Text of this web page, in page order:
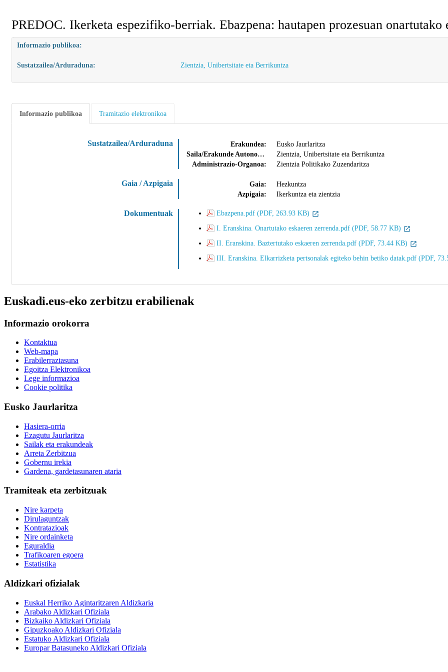
PREDOC. Ikerketa espezifiko-berriak. Ebazpena: hautapen prozesuan onartutako
Informazio publikoa:
Sustatzailea/Arduraduna: Zientzia, Unibertsitate eta Berrikuntza
Informazio publikoa Tramitazio elektronikoa
Sustatzailea/Arduraduna Erakundea:
Eusko Jaurlaritza
Saila/Erakunde Autonomoa:
Zientzia, Unibertsitate eta Berrikuntza
Administrazio-Organoa:
Zientzia Politikako Zuzendaritza
Gaia / Azpigaia Gaia:
Hezkuntza
Azpigaia:
Ikerkuntza eta zientzia
Dokumentuak
Ebazpena.pdf (PDF, 263.93 KB)
I. Eranskina. Onartutako eskaeren zerrenda.pdf (PDF, 58.77 KB)
II. Eranskina. Baztertutako eskaeren zerrenda.pdf (PDF, 73.44 KB)
III. Eranskina. Elkarrizketa pertsonalak egiteko behin betiko datak.pdf (PDF,
Euskadi.eus-eko zerbitzu erabilienak
Informazio orokorra
Kontaktua
Web-mapa
Erabilerraztasuna
Egoitza Elektronikoa
Lege informazioa
Cookie politika
Eusko Jaurlaritza
Hasiera-orria
Ezagutu Jaurlaritza
Sailak eta erakundeak
Arreta Zerbitzua
Gobernu irekia
Gardena, gardetasunaren ataria
Tramiteak eta zerbitzuak
Nire karpeta
Dirulaguntzak
Kontratazioak
Nire ordainketa
Eguraldia
Trafikoaren egoera
Estatistika
Aldizkari ofizialak
Euskal Herriko Agintaritzaren Aldizkaria
Arabako Aldizkari Ofiziala
Bizkaiko Aldizkari Ofiziala
Gipuzkoako Aldizkari Ofiziala
Estatuko Aldizkari Ofiziala
Europar Batasuneko Aldizkari Ofiziala